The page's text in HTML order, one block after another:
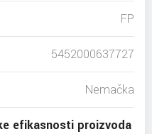
FP
5452000637727
Nemačka
efikasnosti proizvoda